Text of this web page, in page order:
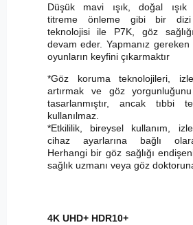
Düşük mavi ışık, doğal ışık
titreme önleme gibi bir
teknolojisi ile P7K, göz
devam eder. Yapmanız
oyunların keyfini çıkarmaktır
*Göz koruma teknolojileri,
artırmak ve göz
tasarlanmıştır, ancak tıbbi
kullanılmaz.
*Etkililik, bireysel kullanım,
cihaz ayarlarına bağlı
Herhangi bir göz sağlığı
sağlık uzmanı veya göz
4K UHD+ HDR10+